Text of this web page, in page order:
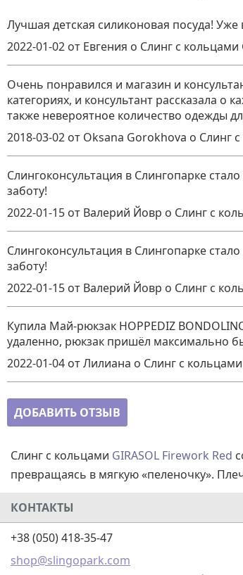
Лучшая детская силиконовая посуда!
2022-01-02 от Евгения о Слинг с кольцами
Очень понравился и магазин и
категориях, и консультант рассказала
также невероятное количество одежды
2018-03-02 от Oksana Gorokhova о Слинг
Слингоконсультация в Слингопарке
заботу!
2022-01-15 от Валерий Йовр о Слинг с
Слингоконсультация в Слингопарке
заботу!
2022-01-15 от Валерий Йовр о Слинг с
Купила Май-рюкзак HOPPEDIZ
удаленно, рюкзак пришёл максимально
2022-01-04 от Лилиана о Слинг с
ДОБАВИТЬ ОТЗЫВ
Слинг с кольцами GIRASOL Firework Red
превращаясь в мягкую «пеленочку».
КОНТАКТЫ
+38 (050) 418-35-47
shop@slingopark.com